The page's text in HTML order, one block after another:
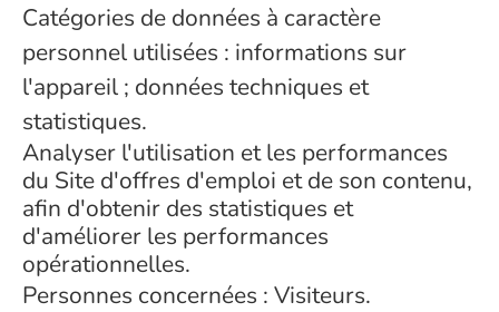
Catégories de données à caractère
personnel utilisées : informations sur
l'appareil ; données techniques et
statistiques.
Analyser l'utilisation et les performances
du Site d'offres d'emploi et de son contenu,
afin d'obtenir des statistiques et
d'améliorer les performances
opérationnelles.
Personnes concernées : Visiteurs.